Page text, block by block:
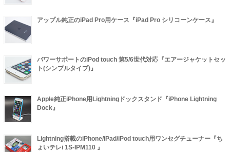
アップル純正のiPad Pro用ケース『iPad Pro シリコーンケース』
パワーサポートのiPod touch 第5/6世代対応『エアージャケットセッ
ト(シンプルタイプ)』
Apple純正iPhone用Lightningドックスタンド『iPhone Lightning
Dock』
Lightning搭載のiPhone/iPad/iPod touch用ワンセグチューナー『ち
ょいテレi 1S-IPM110 』